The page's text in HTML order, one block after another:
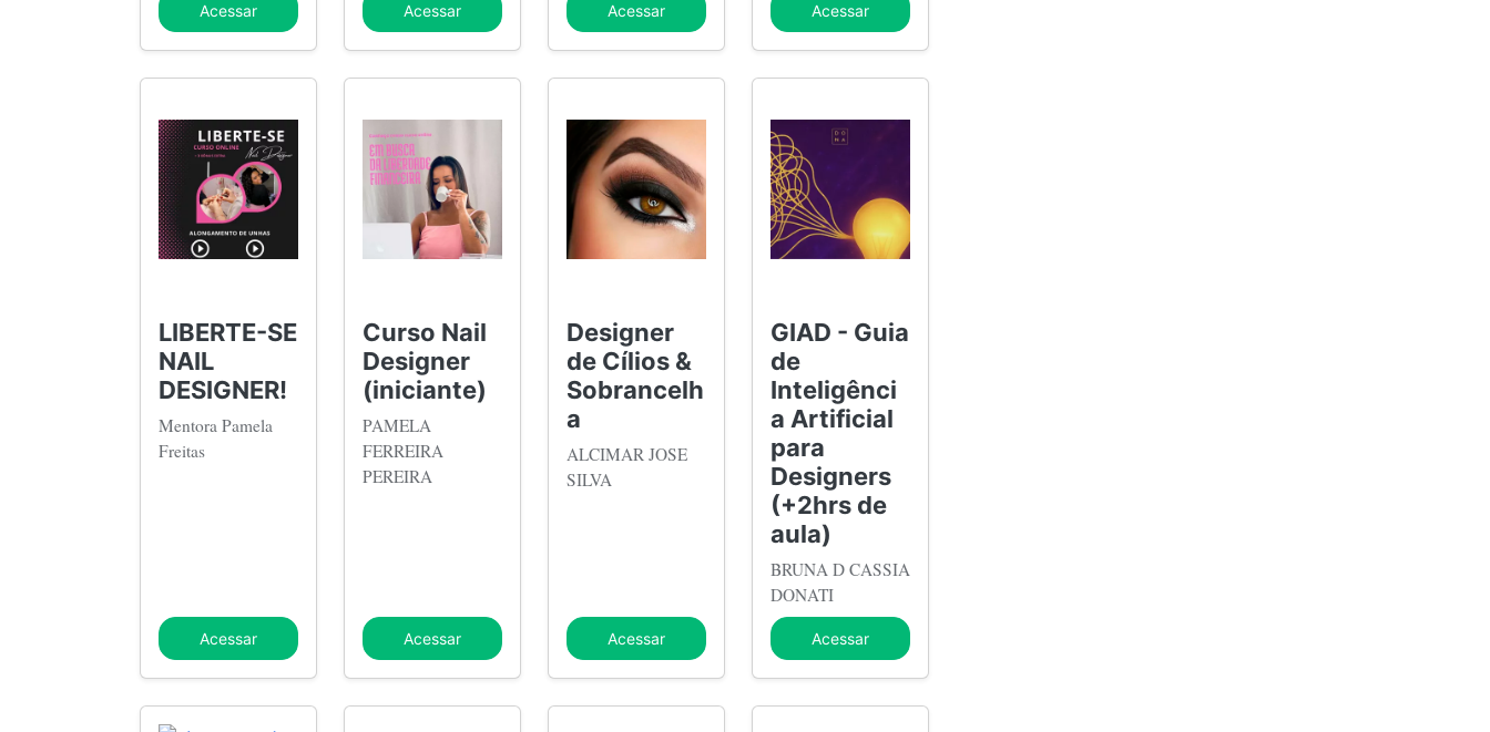
Acessar Acessar Acessar Acessar
LIBERTE-SE
NAIL
DESIGNER!
Mentora Pamela
Freitas
Acessar
Curso Nail
Designer
(iniciante)
PAMELA
FERREIRA
PEREIRA
Acessar
Designer
de Cílios &
Sobrancelh
a
ALCIMAR JOSE
SILVA
Acessar
GIAD - Guia
de
Inteligênci
a Artificial
para
Designers
(+2hrs de
aula)
BRUNA D CASSIA
DONATI
Acessar